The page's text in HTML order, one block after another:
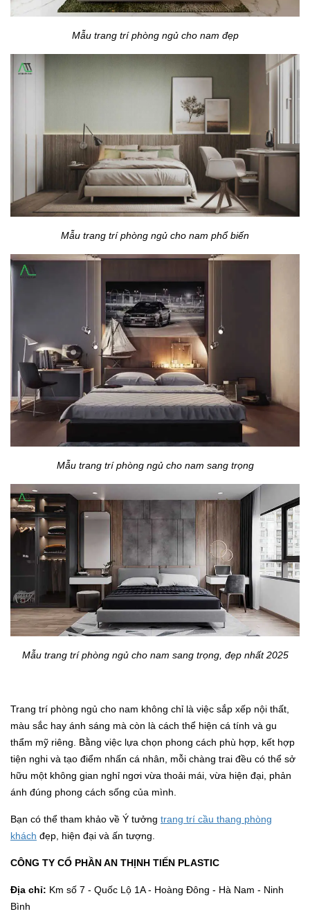
Mẫu trang trí phòng ngủ cho nam đẹp
Mẫu trang trí phòng ngủ cho nam phổ biến
Mẫu trang trí phòng ngủ cho nam sang trọng
Mẫu trang trí phòng ngủ cho nam sang trọng, đẹp nhất 2025
Trang trí phòng ngủ cho nam không chỉ là việc sắp xếp nội thất,
màu sắc hay ánh sáng mà còn là cách thể hiện cá tính và gu
thẩm mỹ riêng. Bằng việc lựa chọn phong cách phù hợp, kết hợp
tiện nghi và tạo điểm nhấn cá nhân, mỗi chàng trai đều có thể sở
hữu một không gian nghỉ ngơi vừa thoải mái, vừa hiện đại, phản
ánh đúng phong cách sống của mình.
Bạn có thể tham khảo về Ý tưởng trang trí cầu thang phòng
khách đẹp, hiện đại và ấn tượng.
CÔNG TY CỔ PHẦN AN THỊNH TIẾN PLASTIC
Địa chỉ: Km số 7 - Quốc Lộ 1A - Hoàng Đông - Hà Nam - Ninh
Bình